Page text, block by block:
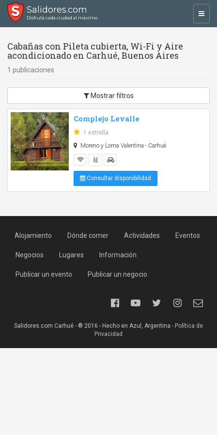
Salidores.com
Disfrutá cada ciudad al máximo
Cabañas con Pileta cubierta, Wi-Fi y Aire
acondicionado en Carhué, Buenos Aires
1 publicaciones
Mostrar filtros
Complejo Levalle
1 estrella
Moreno y Loma Valentina - Carhué
Consultar disponibilidad
Alojamiento Dónde comer Actividades Eventos
Negocios Lugares Información
Publicar un evento Publicar un negocio
Salidores.com Carhué - ® 2016 - Hecho en Azul, Argentina - Política de
Privacidad